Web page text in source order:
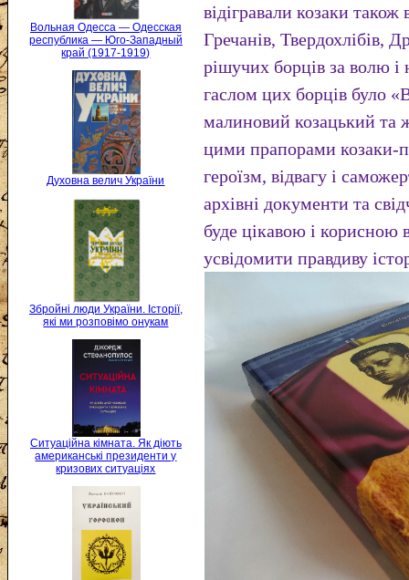
Вольная Одесса — Одесская
республика — Юго-Западный
край (1917-1919)
Духовна велич України
Збройні люди України. Історії,
які ми розповімо онукам
Ситуаційна кімната. Як діють
американські президенти у
кризових ситуаціях
відігравали козаки також
Гречанів, Твердохлібів,
рішучих борців за волю
гаслом цих борців було
малиновий козацький та
цими прапорами козаки-
героїзм, відвагу і
архівні документи та
буде цікавою і корисною
усвідомити правдиву